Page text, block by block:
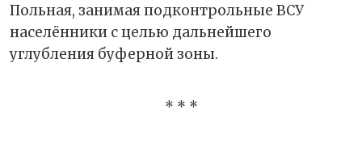
Польная, занимая подконтрольные ВСУ
населённики с целью дальнейшего
углубления буферной зоны.
* * *